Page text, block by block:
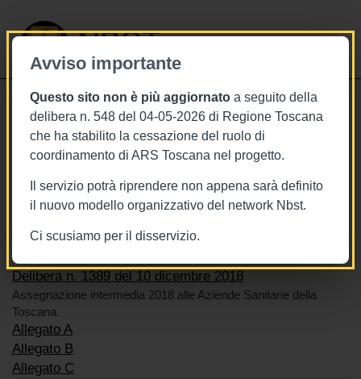
Avviso importante
Questo sito non è più aggiornato a seguito della
delibera n. 548 del 04-05-2026 di Regione Toscana
che ha stabilito la cessazione del ruolo di
coordinamento di ARS Toscana nel progetto.
Il servizio potrà riprendere non appena sarà definito
il nuovo modello organizzativo del network Nbst.
Ci scusiamo per il disservizio.
NBST
10/12/2018
Delibera n. 1389 del 10 dicembre
Tags BURT Bollettino della regione toscana
Delibera n. 1389 del 10 dicembre 2018
Assegnazione intermedia 2018 alle Aziende Sanitarie della
Toscana.
Allegato A
Allegato B
Allegato C